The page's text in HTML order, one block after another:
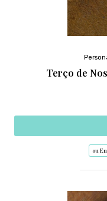
Terço de
ou